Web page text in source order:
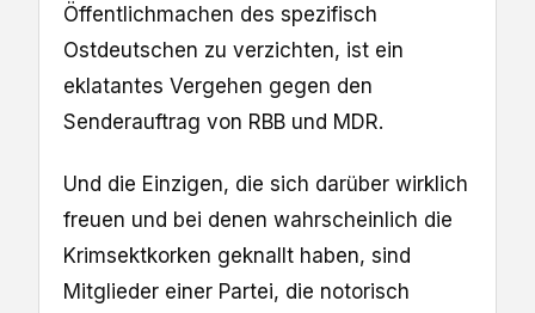
Öffentlichmachen des spezifisch
Ostdeutschen zu verzichten, ist ein
eklatantes Vergehen gegen den
Senderauftrag von RBB und MDR.
Und die Einzigen, die sich darüber wirklich
freuen und bei denen wahrscheinlich die
Krimsektkorken geknallt haben, sind
Mitglieder einer Partei, die notorisch